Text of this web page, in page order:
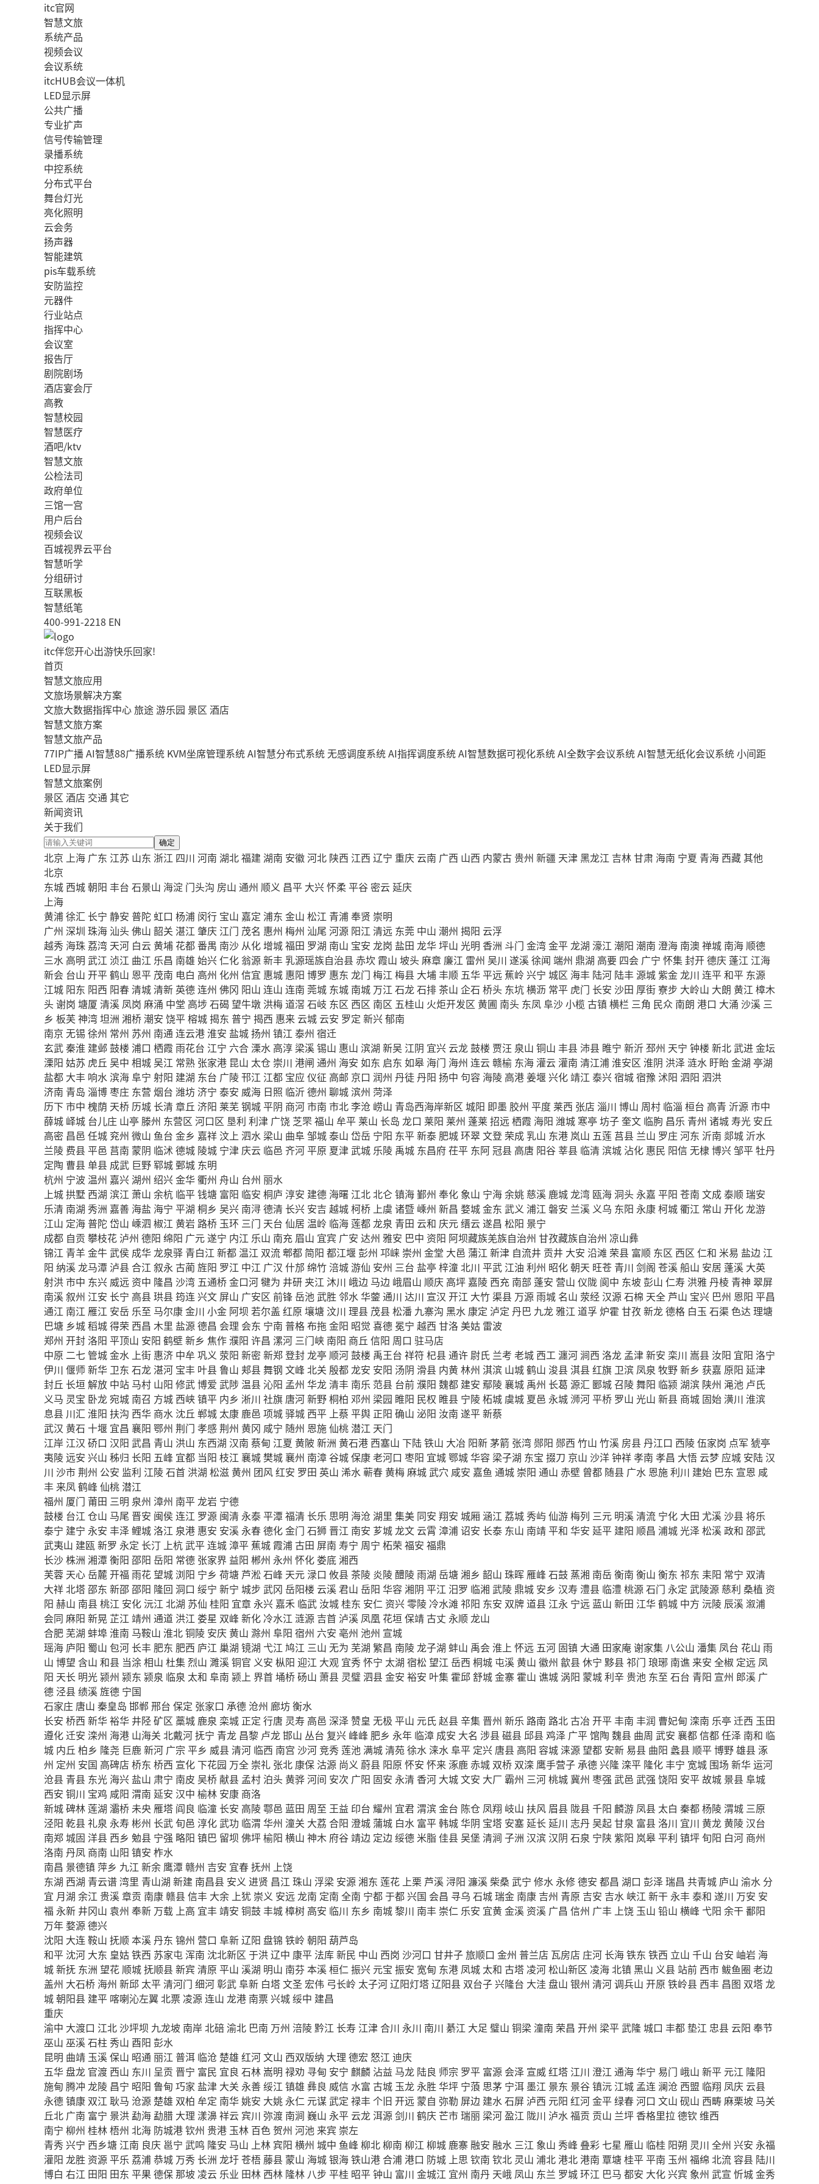
itc官网
智慧文旅
系统产品
视频会议
会议系统
itcHUB会议一体机
LED显示屏
公共广播
专业扩声
信号传输管理
录播系统
中控系统
分布式平台
舞台灯光
亮化照明
云会务
扬声器
智能建筑
pis车载系统
安防监控
元器件
行业站点
指挥中心
会议室
报告厅
剧院剧场
酒店宴会厅
高教
智慧校园
智慧医疗
酒吧/ktv
智慧文旅
公检法司
政府单位
三馆一宫
用户后台
视频会议
百城视界云平台
智慧听学
分组研讨
互联黑板
智慧纸笔
400-991-2218 EN
itc伴您开心出游快乐回家!
首页
智慧文旅应用
文旅场景解决方案
文旅大数据指挥中心旅途游乐园 景区 酒店
智慧文旅方案
智慧文旅产品
77IP广播AI智慧88广播系统 KVM坐席管理系统AI智慧分布式系统无感调度系统AI指挥调度系统AI智慧数据可视化系统AI全数字会议系统AI智慧无纸化会议系统小间距
LED显示屏
智慧文旅案例
景区 酒店 交通其它
新闻资讯
关于我们
确定
北京 上海 广东 江苏 山东 浙江 四川 河南 湖北福建湖南 安徽河北 陕西 江西 辽宁 重庆 云南 广西 山西 内蒙古 贵州 新疆 天津黑龙江 吉林甘肃 海南 宁夏 青海 西藏其他
北京
东城 西城朝阳 丰台 石景山 海淀 门头沟 房山 通州 顺义 昌平 大兴怀柔平谷 密云延庆
上海
黄浦徐汇 长宁 静安 普陀 虹口 杨浦 闵行 宝山 嘉定 浦东 金山 松江 青浦奉贤 崇明
广州 深圳 珠海 汕头佛山 韶关 湛江 肇庆 江门 茂名 惠州 梅州 汕尾 河源 阳江 清远 东莞 中山 潮州 揭阳 云浮
越秀 海珠 荔湾 天河 白云黄埔 花都番禺 南沙 从化增城福田 罗湖 南山 宝安 龙岗 盐田 龙华坪山 光明 香洲 斗门 金湾金平龙湖 濠江 潮阳 潮南 澄海 南澳禅城 南海 顺德
三水 高明 武江 浈江 曲江 乐昌 南雄 始兴仁化 翁源新丰乳源瑶族自治县赤坎 霞山 坡头麻章 廉江 雷州 吴川 遂溪徐闻 端州 鼎湖 高要 四会 广宁 怀集封开德庆 蓬江 江海
新会 台山 开平鹤山 恩平 茂南 电白 高州 化州 信宜 惠城 惠阳 博罗 惠东 龙门 梅江 梅县 大埔丰顺 五华平远 蕉岭 兴宁 城区 海丰 陆河 陆丰源城紫金龙川 连平和平 东源
江城 阳东 阳西 阳春清城清新 英德连州 佛冈 阳山 连山 连南 莞城 东城 南城 万江 石龙石排茶山 企石 桥头 东坑横沥 常平 虎门 长安 沙田 厚街寮步 大岭山 大朗 黄江 樟木
头谢岗 塘厦 清溪 凤岗 麻涌 中堂 高埗石碣 望牛墩 洪梅道滘 石岐 东区 西区 南区 五桂山 火炬开发区 黄圃 南头 东凤阜沙小榄 古镇横栏 三角 民众 南朗 港口 大涌 沙溪 三
乡 板芙 神湾坦洲 湘桥潮安 饶平榕城揭东 普宁 揭西 惠来 云城 云安 罗定 新兴郁南
南京 无锡 徐州 常州 苏州 南通连云港淮安 盐城扬州 镇江 泰州 宿迁
玄武秦淮 建邺鼓楼 浦口 栖霞 雨花台 江宁 六合 溧水 高淳 梁溪锡山 惠山 滨湖 新吴 江阴 宜兴 云龙鼓楼 贾汪 泉山 铜山 丰县 沛县 睢宁 新沂邳州 天宁 钟楼 新北武进金坛
溧阳 姑苏 虎丘 吴中 相城吴江 常熟 张家港 昆山 太仓 崇川 港闸 通州 海安 如东 启东 如皋 海门 海州 连云赣榆 东海灌云灌南 清江浦淮安区 淮阴 洪泽 涟水 盱眙金湖 亭湖
盐都 大丰 响水滨海阜宁 射阳 建湖 东台 广陵邗江 江都 宝应 仪征 高邮 京口 润州 丹徒丹阳 扬中 句容 海陵 高港姜堰兴化靖江 泰兴宿城宿豫 沭阳 泗阳 泗洪
济南 青岛 淄博枣庄 东营 烟台 潍坊济宁 泰安 威海 日照 临沂德州 聊城滨州 菏泽
历下市中 槐荫 天桥 历城 长清章丘 济阳 莱芜钢城平阴 商河市南 市北李沧 崂山 青岛西海岸新区 城阳 即墨 胶州 平度 莱西 张店 淄川 博山 周村 临淄 桓台 高青 沂源市中
薛城 峄城 台儿庄 山亭 滕州 东营区 河口区 垦利 利津 广饶 芝罘福山 牟平 莱山 长岛 龙口 莱阳 莱州 蓬莱招远 栖霞 海阳 潍城 寒亭 坊子奎文 临朐 昌乐 青州 诸城寿光 安丘
高密 昌邑 任城 兖州 微山 鱼台 金乡 嘉祥 汶上 泗水 梁山 曲阜邹城泰山 岱岳 宁阳 东平新泰 肥城环翠文登 荣成乳山 东港 岚山 五莲 莒县 兰山 罗庄河东 沂南 郯城 沂水
兰陵 费县平邑 莒南 蒙阴 临沭德城 陵城 宁津 庆云 临邑 齐河平原 夏津武城 乐陵 禹城 东昌府茌平 东阿冠县 高唐 阳谷莘县 临清滨城 沾化 惠民 阳信无棣博兴邹平牡丹
定陶 曹县单县 成武 巨野 郓城 鄄城 东明
杭州 宁波 温州 嘉兴湖州 绍兴金华衢州 舟山 台州 丽水
上城拱墅 西湖 滨江 萧山 余杭 临平钱塘 富阳 临安 桐庐 淳安 建德 海曙 江北北仑镇海鄞州 奉化 象山 宁海余姚 慈溪 鹿城龙湾 瓯海洞头 永嘉 平阳 苍南 文成泰顺瑞安
乐清 南湖 秀洲 嘉善 海盐 海宁 平湖 桐乡 吴兴 南浔德清 长兴 安吉 越城柯桥 上虞 诸暨 嵊州 新昌 婺城金东 武义 浦江 磐安 兰溪 义乌 东阳 永康柯城衢江 常山 开化龙游
江山 定海普陀 岱山 嵊泗 椒江 黄岩 路桥 玉环 三门 天台 仙居 温岭 临海莲都龙泉 青田 云和 庆元缙云遂昌 松阳 景宁
成都 自贡 攀枝花 泸州 德阳 绵阳 广元遂宁 内江 乐山 南充 眉山 宜宾 广安 达州 雅安 巴中 资阳 阿坝藏族羌族自治州 甘孜藏族自治州 凉山彝
锦江 青羊金牛武侯 成华龙泉驿 青白江 新都 温江 双流郫都 简阳 都江堰彭州 邛崃 崇州 金堂 大邑 蒲江 新津 自流井 贡井 大安 沿滩 荣县 富顺 东区 西区 仁和 米易 盐边 江
阳 纳溪龙马潭 泸县合江 叙永古蔺旌阳 罗江 中江 广汉 什邡 绵竹 涪城游仙 安州 三台 盐亭 梓潼北川 平武 江油 利州 昭化朝天 旺苍 青川 剑阁 苍溪船山 安居 蓬溪 大英
射洪市中 东兴 威远 资中 隆昌 沙湾 五通桥金口河犍为 井研 夹江 沐川 峨边 马边 峨眉山 顺庆 高坪 嘉陵 西充 南部 蓬安 营山 仪陇 阆中 东坡彭山 仁寿 洪雅丹棱 青神 翠屏
南溪叙州 江安 长宁 高县珙县筠连兴文 屏山 广安区 前锋岳池武胜 邻水华蓥 通川 达川 宣汉 开江 大竹 渠县 万源雨城 名山 荥经汉源石棉 天全 芦山 宝兴 巴州 恩阳 平昌
通江 南江 雁江 安岳 乐至 马尔康金川 小金 阿坝 若尔盖 红原 壤塘 汶川 理县 茂县松潘 九寨沟 黑水 康定 泸定 丹巴 九龙雅江 道孚炉霍 甘孜新龙德格 白玉 石渠色达 理塘
巴塘 乡城稻城得荣 西昌 木里 盐源德昌 会理 会东 宁南 普格布拖金阳 昭觉 喜德 冕宁 越西 甘洛 美姑 雷波
郑州 开封洛阳 平顶山 安阳 鹤壁新乡 焦作濮阳 许昌 漯河 三门峡 南阳 商丘 信阳 周口 驻马店
中原 二七 管城金水 上街 惠济 中牟巩义 荥阳 新密 新郑登封龙亭 顺河鼓楼 禹王台 祥符 杞县通许 尉氏 兰考 老城 西工瀍河涧西 洛龙 孟津新安 栾川 嵩县 汝阳 宜阳 洛宁
伊川 偃师新华 卫东 石龙湛河 宝丰 叶县鲁山 郏县舞钢 文峰 北关 殷都龙安 安阳 汤阴 滑县 内黄林州 淇滨 山城鹤山 浚县淇县红旗 卫滨 凤泉 牧野新乡 获嘉 原阳 延津
封丘 长垣解放 中站 马村 山阳 修武博爱 武陟 温县沁阳 孟州 华龙清丰 南乐 范县 台前濮阳 魏都 建安 鄢陵襄城 禹州 长葛 源汇 郾城召陵舞阳 临颍 湖滨 陕州 渑池 卢氏
义马 灵宝 卧龙宛城 南召 方城 西峡镇平 内乡 淅川 社旗 唐河新野桐柏 邓州 梁园 睢阳 民权 睢县 宁陵柘城 虞城 夏邑 永城浉河平桥 罗山 光山 新县 商城 固始潢川 淮滨
息县 川汇 淮阳 扶沟 西华 商水 沈丘 郸城 太康 鹿邑 项城驿城 西平 上蔡 平舆 正阳 确山 泌阳 汝南 遂平新蔡
武汉 黄石 十堰 宜昌 襄阳 鄂州 荆门 孝感荆州 黄冈 咸宁 随州 恩施仙桃潜江 天门
江岸 江汉 硚口 汉阳 武昌 青山 洪山 东西湖 汉南 蔡甸 江夏 黄陂 新洲 黄石港 西塞山 下陆铁山 大冶 阳新茅箭 张湾 郧阳 郧西 竹山 竹溪 房县丹江口 西陵伍家岗 点军 猇亭
夷陵远安 兴山 秭归 长阳 五峰 宜都 当阳 枝江 襄城樊城襄州 南漳谷城保康老河口 枣阳 宜城鄂城华容 梁子湖 东宝 掇刀 京山 沙洋钟祥孝南 孝昌 大悟 云梦 应城 安陆汉
川 沙市荆州 公安 监利 江陵石首 洪湖 松滋黄州 团风红安 罗田 英山 浠水蕲春黄梅麻城武穴 咸安 嘉鱼 通城 崇阳 通山 赤壁 曾都 随县 广水 恩施利川 建始 巴东 宣恩 咸
丰 来凤鹤峰 仙桃潜江
福州 厦门 莆田 三明 泉州 漳州 南平龙岩 宁德
鼓楼 台江 仓山 马尾 晋安 闽侯连江 罗源 闽清 永泰平潭福清 长乐 思明 海沧 湖里 集美 同安 翔安 城厢 涵江 荔城秀屿仙游梅列 三元 明溪清流 宁化 大田 尤溪沙县将乐
泰宁 建宁 永安 丰泽鲤城洛江 泉港 惠安 安溪 永春德化金门 石狮 晋江 南安 芗城龙文 云霄 漳浦诏安 长泰 东山 南靖平和 华安 延平 建阳 顺昌 浦城光泽松溪政和 邵武
武夷山 建瓯新罗 永定 长汀 上杭武平连城 漳平 蕉城 霞浦古田 屏南 寿宁 周宁 柘荣 福安 福鼎
长沙株洲 湘潭衡阳 邵阳 岳阳 常德 张家界 益阳 郴州 永州 怀化 娄底湘西
芙蓉 天心岳麓开福 雨花望城 浏阳 宁乡 荷塘 芦淞石峰 天元 渌口 攸县茶陵 炎陵醴陵雨湖 岳塘湘乡 韶山 珠晖 雁峰 石鼓 蒸湘 南岳衡南 衡山 衡东 祁东 耒阳 常宁 双清
大祥北塔邵东 新邵邵阳 隆回 洞口 绥宁 新宁 城步 武冈 岳阳楼 云溪君山 岳阳 华容湘阴 平江 汨罗 临湘 武陵鼎城 安乡 汉寿 澧县 临澧桃源石门 永定 武陵源 慈利 桑植 资
阳 赫山 南县桃江 安化沅江 北湖 苏仙 桂阳 宜章 永兴 嘉禾 临武 汝城桂东 安仁 资兴零陵 冷水滩 祁阳 东安 双牌道县 江永 宁远 蓝山 新田 江华鹤城 中方 沅陵 辰溪 溆浦
会同 麻阳 新晃 芷江 靖州 通道 洪江 娄星 双峰 新化 冷水江 涟源 吉首 泸溪 凤凰 花垣保靖古丈 永顺龙山
合肥 芜湖 蚌埠淮南 马鞍山 淮北铜陵 安庆黄山 滁州 阜阳 宿州 六安 亳州 池州 宣城
瑶海 庐阳 蜀山 包河 长丰 肥东 肥西 庐江 巢湖 镜湖 弋江 鸠江 三山 无为 芜湖 繁昌 南陵龙子湖 蚌山 禹会淮上 怀远 五河 固镇 大通 田家庵谢家集 八公山 潘集 凤台 花山 雨
山 博望 含山 和县 当涂相山 杜集 烈山 濉溪铜官 义安 枞阳 迎江 大观 宜秀怀宁 太湖 宿松 望江 岳西 桐城 屯溪黄山 徽州 歙县休宁 黟县祁门 琅琊 南谯 来安 全椒 定远 凤
阳 天长 明光颍州 颍东 颍泉 临泉 太和 阜南 颍上 界首埇桥砀山 萧县 灵璧泗县金安 裕安 叶集 霍邱舒城金寨 霍山 谯城 涡阳 蒙城利辛 贵池 东至 石台 青阳 宣州 郎溪 广
德 泾县绩溪旌德 宁国
石家庄 唐山 秦皇岛 邯郸 邢台 保定 张家口 承德 沧州 廊坊衡水
长安 桥西 新华裕华 井陉矿区 藁城 鹿泉 栾城 正定 行唐 灵寿 高邑 深泽 赞皇 无极 平山 元氏赵县辛集 晋州 新乐 路南 路北古冶 开平丰南 丰润 曹妃甸 滦南 乐亭 迁西 玉田
遵化迁安 滦州 海港 山海关 北戴河抚宁 青龙 昌黎 卢龙邯山 丛台 复兴 峰峰 肥乡 永年 临漳 成安 大名 涉县磁县邱县鸡泽 广平馆陶 魏县 曲周 武安 襄都信都任泽 南和 临
城 内丘 柏乡 隆尧 巨鹿新河 广宗 平乡 威县清河 临西 南宫 沙河竞秀莲池 满城清苑徐水 涞水阜平 定兴 唐县 高阳 容城 涞源望都 安新易县 曲阳 蠡县 顺平博野雄县涿
州 定州 安国 高碑店 桥东 桥西 宣化下花园 万全 崇礼 张北 康保 沽源 尚义 蔚县 阳原 怀安 怀来涿鹿赤城 双桥 双滦 鹰手营子承德兴隆 滦平 隆化丰宁 宽城 围场 新华运河
沧县 青县 东光 海兴 盐山 肃宁 南皮 吴桥献县 孟村 泊头黄骅河间 安次 广阳 固安 永清 香河 大城文安 大厂 霸州 三河桃城冀州 枣强 武邑 武强 饶阳 安平故城 景县阜城
西安 铜川 宝鸡 咸阳 渭南 延安 汉中 榆林 安康 商洛
新城碑林莲湖 灞桥未央 雁塔 阎良 临潼 长安 高陵鄠邑 蓝田 周至 王益 印台 耀州 宜君渭滨金台 陈仓 凤翔 岐山 扶风 眉县 陇县千阳 麟游 凤县 太白 秦都杨陵渭城 三原
泾阳 乾县礼泉 永寿彬州 长武旬邑 淳化武功 临渭 华州 潼关 大荔 合阳 澄城蒲城 白水 富平韩城华阴 宝塔 安塞延长 延川 志丹吴起甘泉 富县洛川 宜川 黄龙黄陵汉台
南郑城固 洋县 西乡 勉县 宁强 略阳 镇巴 留坝 佛坪榆阳 横山 神木 府谷靖边 定边绥德 米脂佳县吴堡 清涧 子洲 汉滨汉阴 石泉 宁陕紫阳 岚皋平利 镇坪旬阳 白河 商州
洛南 丹凤 商南 山阳 镇安 柞水
南昌 景德镇萍乡 九江 新余 鹰潭赣州 吉安 宜春抚州 上饶
东湖 西湖 青云谱湾里 青山湖 新建 南昌县 安义 进贤 昌江 珠山 浮梁 安源湘东 莲花 上栗 芦溪 浔阳 濂溪柴桑武宁 修水 永修德安 都昌 湖口 彭泽瑞昌 共青城 庐山 渝水 分
宜 月湖 余江 贵溪章贡 南康赣县信丰 大余 上犹 崇义 安远 龙南 定南 全南 宁都于都兴国 会昌 寻乌 石城瑞金 南康 吉州 青原 吉安 吉水 峡江 新干 永丰泰和 遂川 万安 安
福 永新 井冈山 袁州 奉新 万载 上高 宜丰靖安 铜鼓丰城樟树 高安 临川 东乡 南城黎川 南丰 崇仁 乐安 宜黄金溪 资溪 广昌 信州 广丰 上饶 玉山 铅山 横峰 弋阳 余干鄱阳
万年婺源德兴
沈阳 大连鞍山 抚顺本溪丹东 锦州 营口 阜新辽阳 盘锦 铁岭 朝阳 葫芦岛
和平 沈河 大东 皇姑铁西 苏家屯 浑南 沈北新区 于洪辽中 康平 法库新民 中山 西岗 沙河口 甘井子旅顺口 金州 普兰店 瓦房店 庄河 长海铁东 铁西 立山 千山 台安 岫岩 海
城新抚 东洲 望花 顺城抚顺县新宾 清原 平山 溪湖 明山 南芬 本溪桓仁振兴 元宝 振安 宽甸 东港 凤城 太和 古塔 凌河松山新区 凌海北镇黑山 义县 站前 西市 鲅鱼圈 老边
盖州 大石桥 海州 新邱 太平清河门 细河彰武阜新 白塔文圣宏伟 弓长岭 太子河辽阳灯塔辽阳县 双台子兴隆台 大洼 盘山 银州 清河调兵山 开原 铁岭县 西丰 昌图 双塔龙
城朝阳县 建平 喀喇沁左翼北票 凌源连山 龙港 南票兴城绥中 建昌
重庆
渝中 大渡口 江北沙坪坝 九龙坡 南岸北碚渝北 巴南 万州 涪陵黔江 长寿 江津合川 永川 南川 綦江 大足 璧山 铜梁潼南 荣昌 开州 梁平武隆城口 丰都 垫江 忠县 云阳 奉节
巫山 巫溪石柱 秀山 酉阳 彭水
昆明 曲靖 玉溪保山 昭通丽江 普洱 临沧 楚雄 红河文山 西双版纳 大理 德宏 怒江 迪庆
五华盘龙 官渡 西山 东川 呈贡 晋宁 富民 宜良 石林嵩明 禄劝 寻甸 安宁 麒麟 沾益 马龙 陆良 师宗 罗平 富源 会泽 宣威红塔 江川 澄江 通海华宁 易门 峨山 新平 元江 隆阳
施甸 腾冲 龙陵 昌宁 昭阳 鲁甸 巧家 盐津 大关 永善绥江 镇雄 彝良 威信水富 古城 玉龙 永胜 华坪 宁蒗 思茅 宁洱 墨江 景东 景谷镇沅 江城 孟连 澜沧 西盟 临翔 凤庆 云县
永德镇康 双江 耿马 沧源 楚雄 双柏 牟定 南华姚安 大姚 永仁 元谋武定 禄丰个旧 开远 蒙自 弥勒 屏边 建水石屏 泸西 元阳 红河金平绿春河口 文山 砚山 西畴麻栗坡 马关
丘北 广南 富宁 景洪 勐海 勐腊 大理 漾濞祥云 宾川 弥渡 南涧 巍山 永平 云龙 洱源剑川 鹤庆 芒市瑞丽 梁河盈江 陇川 泸水福贡 贡山 兰坪 香格里拉 德钦维西
南宁 柳州 桂林梧州 北海 防城港钦州 贵港 玉林 百色贺州 河池 来宾 崇左
青秀兴宁 西乡塘 江南 良庆 邕宁 武鸣 隆安 马山 上林 宾阳 横州 城中 鱼峰 柳北柳南 柳江 柳城 鹿寨融安 融水 三江 象山 秀峰 叠彩七星 雁山 临桂 阳朔 灵川 全州 兴安 永福
灌阳 龙胜 资源平乐 荔浦恭城 万秀 长洲 龙圩苍梧 藤县蒙山 海城银海铁山港合浦港口 防城 上思 钦南 钦北 灵山 浦北港北港南 覃塘桂平平南 玉州 福绵 北流 容县 陆川
博白 右江 田阳 田东 平果 德保那坡 凌云 乐业 田林 西林 隆林 八步 平桂 昭平钟山 富川 金城江 宜州 南丹 天峨 凤山 东兰 罗城环江 巴马 都安 大化兴宾 象州 武宣 忻城金秀